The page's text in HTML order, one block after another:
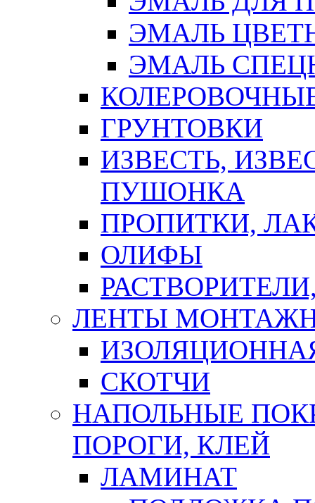
ЭМАЛЬ
ЭМАЛЬ
ГРУНТОВКИ
ИЗВЕСТЬ,
ПУШОНКА
ПРОПИТКИ,
ОЛИФЫ
ЛЕНТЫ
СКОТЧИ
НАПОЛЬНЫЕ
ПОРОГИ, КЛЕЙ
ЛАМИНАТ